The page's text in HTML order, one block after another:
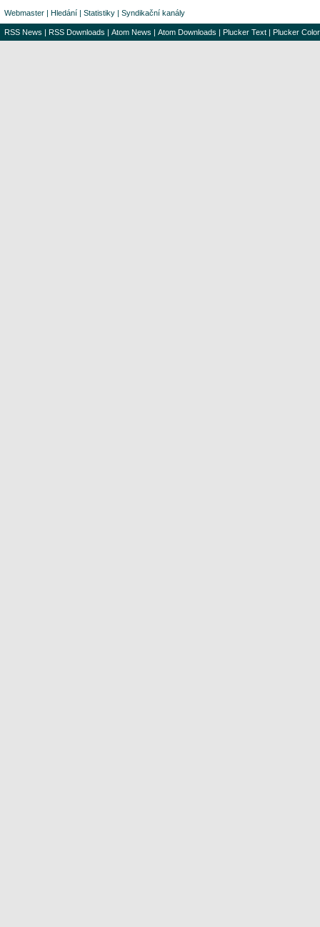
Webmaster | Hledání | Statistiky | Syndikační kanály
RSS News | RSS Downloads | Atom News | Atom Downloads | Plucker Text | Plucker Color